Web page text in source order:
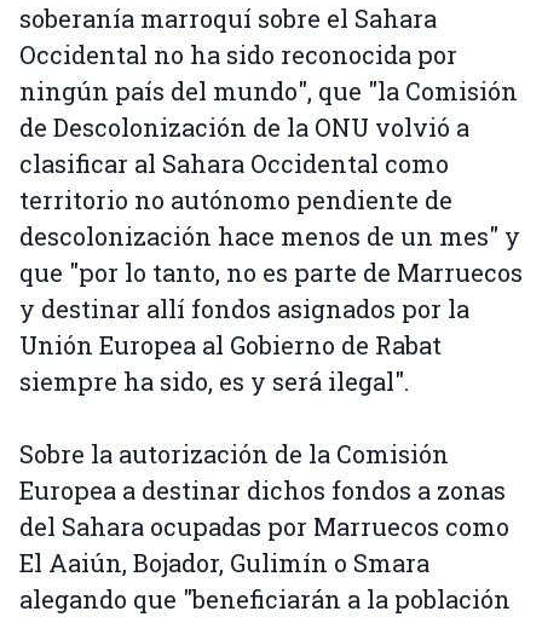
soberanía marroquí sobre el Sahara
Occidental no ha sido reconocida por
ningún país del mundo", que "la Comisión
de Descolonización de la ONU volvió a
clasificar al Sahara Occidental como
territorio no autónomo pendiente de
descolonización hace menos de un mes" y
que "por lo tanto, no es parte de Marruecos
y destinar allí fondos asignados por la
Unión Europea al Gobierno de Rabat
siempre ha sido, es y será ilegal".
Sobre la autorización de la Comisión
Europea a destinar dichos fondos a zonas
del Sahara ocupadas por Marruecos como
El Aaiún, Bojador, Gulimín o Smara
alegando que "beneficiarán a la población